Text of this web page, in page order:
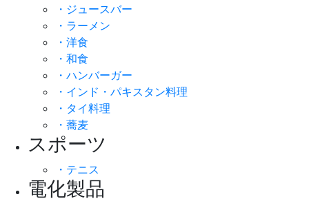
・ジュースバー
・ラーメン
・洋食
・和食
・ハンバーガー
・インド・パキスタン料理
・タイ料理
・蕎麦
スポーツ
・テニス
電化製品